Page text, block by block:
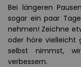
Bei längeren
sogar ein paar
nehmen! Zeichne
oder höre vielleicht
selbst nimmst,
verbessern.